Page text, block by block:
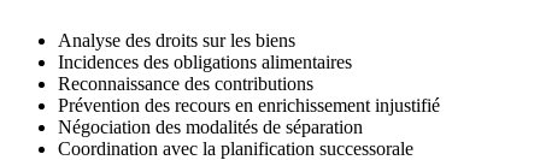
Analyse des droits sur les biens
Incidences des obligations alimentaires
Reconnaissance des contributions
Prévention des recours en enrichissement injustifié
Négociation des modalités de séparation
Coordination avec la planification successorale